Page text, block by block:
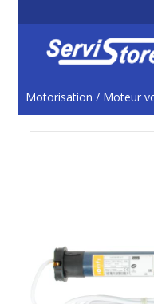
Motorisation / Moteur